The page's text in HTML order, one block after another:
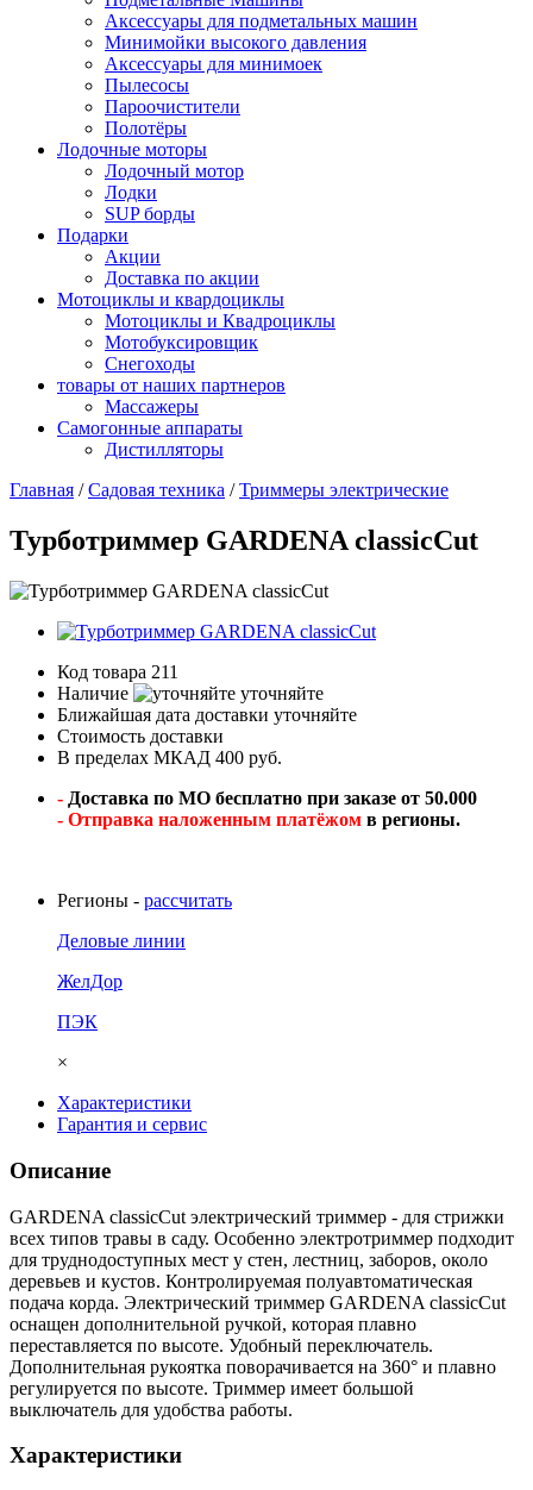
Аксессуары для подметальных машин
Минимойки высокого давления
Аксессуары для минимоек
Пылесосы
Пароочистители
Полотёры
Лодочные моторы
Лодочный мотор
Лодки
SUP борды
Подарки
Акции
Доставка по акции
Мотоциклы и квардоциклы
Мотоциклы и Квадроциклы
Мотобуксировщик
Снегоходы
товары от наших партнеров
Массажеры
Самогонные аппараты
Дистилляторы
Главная /Садовая техника /Триммеры электрические
Турботриммер GARDENA classicCut
Код товара 211
Наличие
уточняйте
Ближайшая дата доставки уточняйте
Стоимость доставки
В пределах МКАД 400 руб.
- Доставка по МО бесплатно при заказе от 50.000
- Отправка наложенным платёжом в регионы.
Регионы - рассчитать
Деловые линии
ЖелДор
ПЭК
×
Характеристики
Гарантия и сервис
Описание
GARDENA classicCut электрический триммер - для стрижки
всех типов травы в саду. Особенно электротриммер подходит
для труднодоступных мест у стен, лестниц, заборов, около
деревьев и кустов. Контролируемая полуавтоматическая
подача корда. Электрический триммер GARDENA classicCut
оснащен дополнительной ручкой, которая плавно
переставляется по высоте. Удобный переключатель.
Дополнительная рукоятка поворачивается на 360° и плавно
регулируется по высоте. Триммер имеет большой
выключатель для удобства работы.
Характеристики